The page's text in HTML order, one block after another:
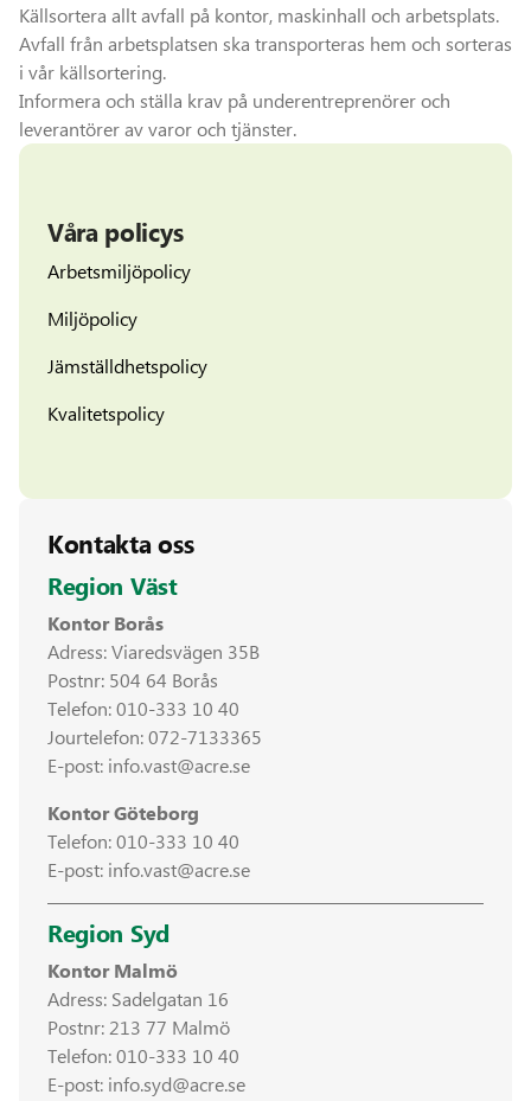
Källsortera allt avfall på kontor, maskinhall och arbetsplats.
Avfall från arbetsplatsen ska transporteras hem och sorteras
i vår källsortering.
Informera och ställa krav på underentreprenörer och
leverantörer av varor och tjänster.
Våra policys
Arbetsmiljöpolicy
Miljöpolicy
Jämställdhetspolicy
Kvalitetspolicy
Kontakta oss
Region Väst
Kontor Borås
Adress: Viaredsvägen 35B
Postnr: 504 64 Borås
Telefon:010-333 10 40
Jourtelefon:072-7133365
E-post: info.vast@acre.se
Kontor Göteborg
Telefon:010-333 10 40
E-post: info.vast@acre.se
Region Syd
Kontor Malmö
Adress: Sadelgatan 16
Postnr: 213 77 Malmö
Telefon:010-333 10 40
E-post: info.syd@acre.se